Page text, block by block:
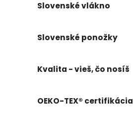
Slovenské vlákno
Slovenské ponožky
Kvalita - vieš, čo nosíš
OEKO-TEX® certifikácia